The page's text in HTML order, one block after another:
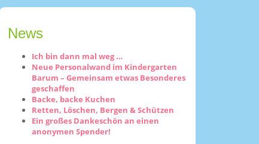
News
Ich bin dann mal weg …
Neue Personalwand im Kindergarten
Barum – Gemeinsam etwas Besonderes
geschaffen
Backe, backe Kuchen
Retten, Löschen, Bergen & Schützen
Ein großes Dankeschön an einen
anonymen Spender!